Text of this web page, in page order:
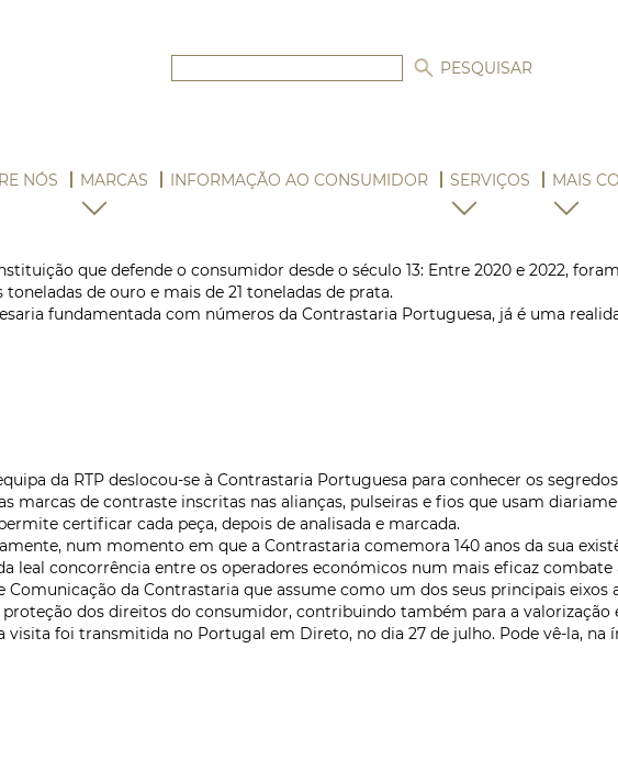
NÓS MARCAS INFORMAÇÃO AO CONSUMIDOR SERVIÇOS MAIS
que defende o consumidor desde o século 13: Entre 2020 e 2022,
de ouro e mais de 21 toneladas de prata.
fundamentada com números da Contrastaria Portuguesa, já é uma
da RTP deslocou-se à Contrastaria Portuguesa para conhecer os
marcas de contraste inscritas nas alianças, pulseiras e fios que usam
certificar cada peça, depois de analisada e marcada.
num momento em que a Contrastaria comemora 140 anos da sua
leal concorrência entre os operadores económicos num mais eficaz combate
Comunicação da Contrastaria que assume como um dos seus principais
dos direitos do consumidor, contribuindo também para a valorização
foi transmitida no Portugal em Direto, no dia 27 de julho. Pode vê-la, na